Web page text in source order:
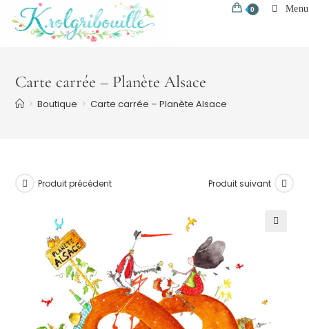
0 Menu
Carte carrée – Planète Alsace
> Boutique > Carte carrée – Planète Alsace
Produit précédent Produit suivant